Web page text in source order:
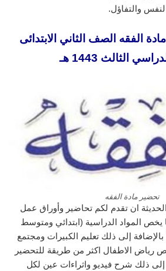
والتفاؤل.
الفقه الصف الثاني الابتدائى
الثالث 1443 هـ
تحضير مادة الفقه
ان تقدم لكم تحاضير وأوراق عمل
المواد الدراسية (ابتدائي ومتوسط
إلى ذلك تعليم الكبيرات ومجتمع
رياض الاطفال اكثر من طريقة للتحضير
إلى ذلك شرح فيديو واثراءات عين لكل